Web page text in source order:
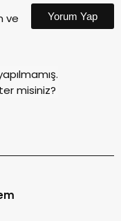
ve
Yorum Yap
misiniz?